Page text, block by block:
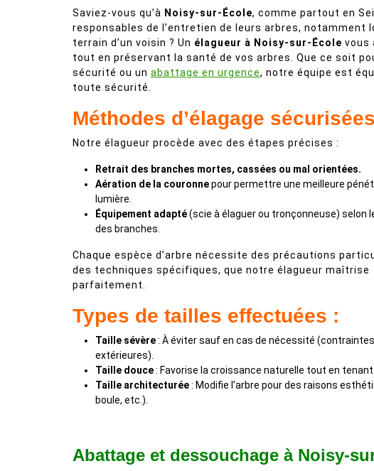
Saviez-vous qu’à Noisy-sur-École, comme partout en
responsables de l’entretien de leurs arbres, notamment
terrain d’un voisin ? Un élagueur à Noisy-sur-École vous
tout en préservant la santé de vos arbres. Que ce soit
sécurité ou un abattage en urgence, notre équipe est
toute sécurité.
Méthodes d’élagage sécurisées
Notre élagueur procède avec des étapes précises :
Retrait des branches mortes, cassées ou mal orientées.
Aération de la couronnepour permettre une meilleure
lumière.
Équipement adapté(scie à élaguer ou tronçonneuse) selon
des branches.
Chaque espèce d’arbre nécessite des précautions
des techniques spécifiques, que notre élagueur maîtrise
parfaitement.
Types de tailles effectuées :
Taille sévère: À éviter sauf en cas de nécessité (contraintes
extérieures).
Taille douce: Favorise la croissance naturelle tout en
Taille architecturée: Modifie l’arbre pour des raisons
boule, etc.).
Abattage et dessouchage à Noisy-